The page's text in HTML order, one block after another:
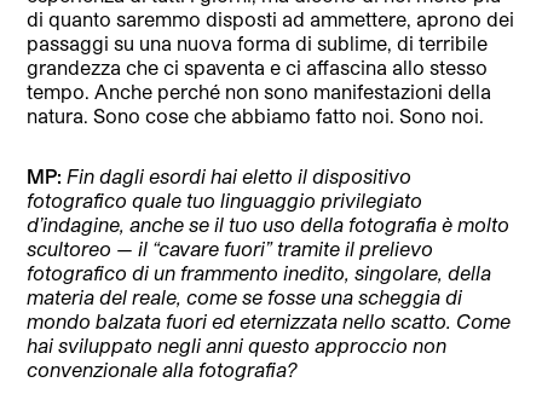
di quanto saremmo disposti ad ammettere, aprono dei
passaggi su una nuova forma di sublime, di terribile
grandezza che ci spaventa e ci affascina allo stesso
tempo. Anche perché non sono manifestazioni della
natura. Sono cose che abbiamo fatto noi. Sono noi.
MP: Fin dagli esordi hai eletto il dispositivo
fotografico quale tuo linguaggio privilegiato
d’indagine, anche se il tuo uso della fotografia è molto
scultoreo — il “cavare fuori” tramite il prelievo
fotografico di un frammento inedito, singolare, della
materia del reale, come se fosse una scheggia di
mondo balzata fuori ed eternizzata nello scatto. Come
hai sviluppato negli anni questo approccio non
convenzionale alla fotografia?